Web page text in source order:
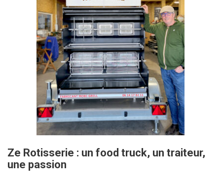
Ze Rotisserie : un food truck, un traiteur,
une passion